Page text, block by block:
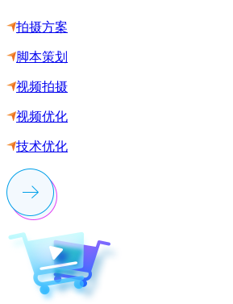
拍摄方案
脚本策划
视频拍摄
视频优化
技术优化